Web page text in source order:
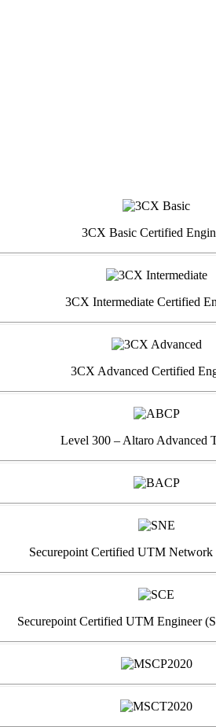
3CX Basic Certified
3CX Intermediate Certified
3CX Advanced Certified
Level 300 – Altaro Advanced
Securepoint Certified UTM
Securepoint Certified UTM Engineer